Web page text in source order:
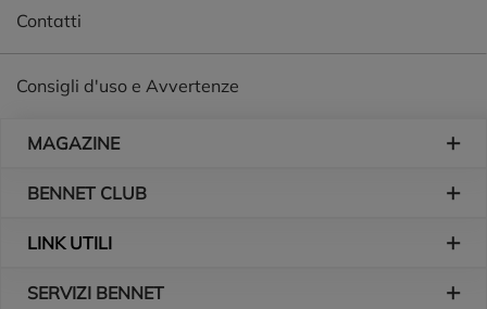
Contatti
Consigli d'uso e Avvertenze
MAGAZINE
BENNET CLUB
LINK UTILI
SERVIZI BENNET